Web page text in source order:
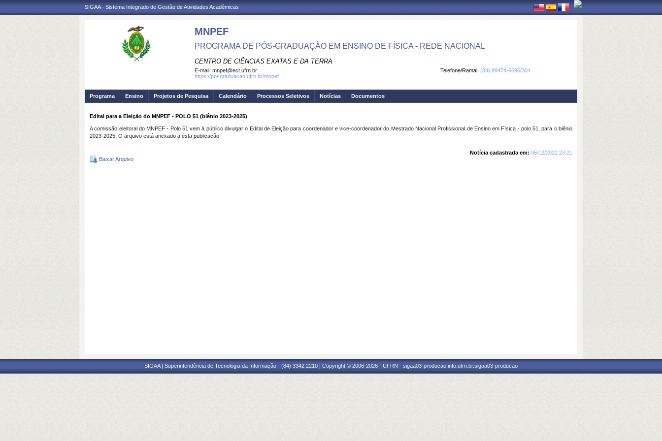
SIGAA - Sistema Integrado de Gestão de Atividades Acadêmicas
MNPEF
PROGRAMA DE PÓS-GRADUAÇÃO EM ENSINO DE FÍSICA - REDE NACIONAL
CENTRO DE CIÊNCIAS EXATAS E DA TERRA
Telefone/Ramal: (84) 99474-6696/304
E-mail: mnpef@ect.ufrn.br
https://posgraduacao.ufrn.br/mnpef
Programa Ensino Projetos de Pesquisa Calendário Processos Seletivos Notícias Documentos
Edital para a Eleição do MNPEF - POLO 51 (biênio 2023-2025)
A comissão eleitoral do MNPEF - Polo 51 vem à público divulgar o Edital de Eleição para coordenador e vice-coordenador do Mestrado Nacional Profissional de Ensino em Física - polo 51, para o biênio
2023-2025. O arquivo está anexado a esta publicação.
Notícia cadastrada em: 06/12/2022 23:21
Baixar Arquivo
SIGAA | Superintendência de Tecnologia da Informação - (84) 3342 2210 | Copyright © 2006-2026 - UFRN - sigaa03-producao.info.ufrn.br.sigaa03-producao